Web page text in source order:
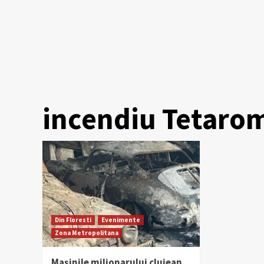
incendiu
Din Floresti
Evenimente
Zona Metropolitana